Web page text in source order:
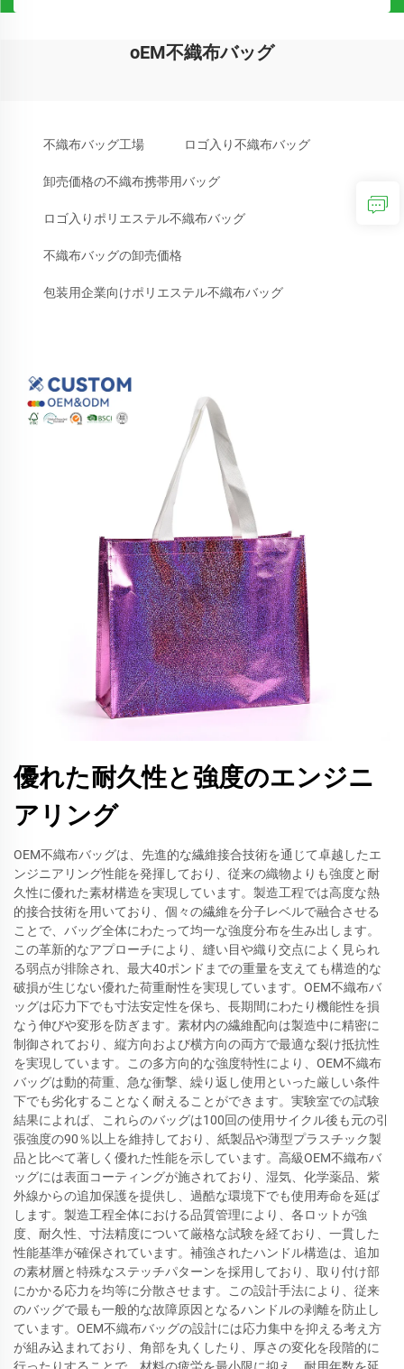
oEM不織布バッグ
不織布バッグ工場 ロゴ入り不織布バッグ
卸売価格の不織布携帯用バッグ
ロゴ入りポリエステル不織布バッグ
不織布バッグの卸売価格
包装用企業向けポリエステル不織布バッグ
優れた耐久性と強度のエンジニ
アリング
OEM不織布バッグは、先進的な繊維接合技術を通じて卓越したエ
ンジニアリング性能を発揮しており、従来の織物よりも強度と耐
久性に優れた素材構造を実現しています。製造工程では高度な熱
的接合技術を用いており、個々の繊維を分子レベルで融合させる
ことで、バッグ全体にわたって均一な強度分布を生み出します。
この革新的なアプローチにより、縫い目や織り交点によく見られ
る弱点が排除され、最大40ポンドまでの重量を支えても構造的な
破損が生じない優れた荷重耐性を実現しています。OEM不織布バ
ッグは応力下でも寸法安定性を保ち、長期間にわたり機能性を損
なう伸びや変形を防ぎます。素材内の繊維配向は製造中に精密に
制御されており、縦方向および横方向の両方で最適な裂け抵抗性
を実現しています。この多方向的な強度特性により、OEM不織布
バッグは動的荷重、急な衝撃、繰り返し使用といった厳しい条件
下でも劣化することなく耐えることができます。実験室での試験
結果によれば、これらのバッグは100回の使用サイクル後も元の引
張強度の90％以上を維持しており、紙製品や薄型プラスチック製
品と比べて著しく優れた性能を示しています。高級OEM不織布バ
ッグには表面コーティングが施されており、湿気、化学薬品、紫
外線からの追加保護を提供し、過酷な環境下でも使用寿命を延ば
します。製造工程全体における品質管理により、各ロットが強
度、耐久性、寸法精度について厳格な試験を経ており、一貫した
性能基準が確保されています。補強されたハンドル構造は、追加
の素材層と特殊なステッチパターンを採用しており、取り付け部
にかかる応力を均等に分散させます。この設計手法により、従来
のバッグで最も一般的な故障原因となるハンドルの剥離を防止し
ています。OEM不織布バッグの設計には応力集中を抑える考え方
が組み込まれており、角部を丸くしたり、厚さの変化を段階的に